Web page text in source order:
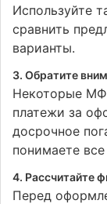
Используйте
сравнить
варианты.
3. Обратите
Некоторые
платежи за
досрочное
понимаете
4. Рассчитайте
Перед